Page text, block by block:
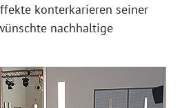
konterkarieren seiner
nachhaltige